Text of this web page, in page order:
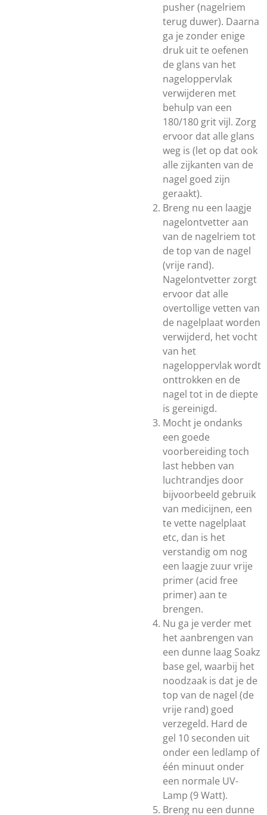
pusher (nagelriem
terug duwer). Daarna
ga je zonder enige
druk uit te oefenen
de glans van het
nageloppervlak
verwijderen met
behulp van een
180/180 grit vijl. Zorg
ervoor dat alle glans
weg is (let op dat ook
alle zijkanten van de
nagel goed zijn
geraakt).
Breng nu een laagje
nagelontvetter aan
van de nagelriem tot
de top van de nagel
(vrije rand).
Nagelontvetter zorgt
ervoor dat alle
overtollige vetten van
de nagelplaat worden
verwijderd, het vocht
van het
nageloppervlak wordt
onttrokken en de
nagel tot in de diepte
is gereinigd.
Mocht je ondanks
een goede
voorbereiding toch
last hebben van
luchtrandjes door
bijvoorbeeld gebruik
van medicijnen, een
te vette nagelplaat
etc, dan is het
verstandig om nog
een laagje zuur vrije
primer (acid free
primer) aan te
brengen.
Nu ga je verder met
het aanbrengen van
een dunne laag Soakz
base gel, waarbij het
noodzaak is dat je de
top van de nagel (de
vrije rand) goed
verzegeld. Hard de
gel 10 seconden uit
onder een ledlamp of
één minuut onder
een normale UV-
Lamp (9 Watt).
Breng nu een dunne